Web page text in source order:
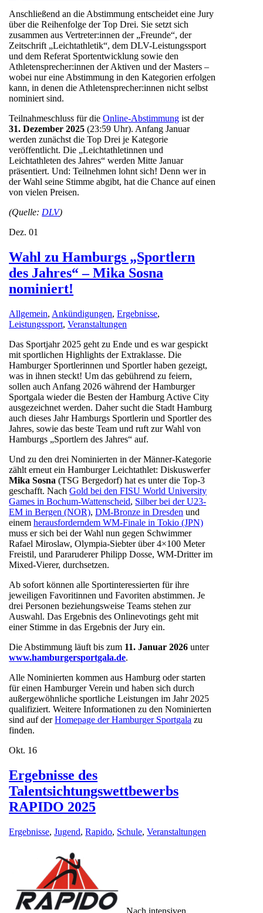
Anschließend an die Abstimmung entscheidet eine Jury
über die Reihenfolge der Top Drei. Sie setzt sich
zusammen aus Vertreter:innen der „Freunde“, der
Zeitschrift „Leichtathletik“, dem DLV-Leistungssport
und dem Referat Sportentwicklung sowie den
Athletensprecher:innen der Aktiven und der Masters –
wobei nur eine Abstimmung in den Kategorien erfolgen
kann, in denen die Athletensprecher:innen nicht selbst
nominiert sind.
Teilnahmeschluss für dieOnline-Abstimmung ist der
31. Dezember 2025 (23:59 Uhr). Anfang Januar
werden zunächst die Top Drei je Kategorie
veröffentlicht. Die „Leichtathletinnen und
Leichtathleten des Jahres“ werden Mitte Januar
präsentiert. Und: Teilnehmen lohnt sich! Denn wer in
der Wahl seine Stimme abgibt, hat die Chance auf einen
von vielen Preisen.
(Quelle:DLV)
Dez. 01
Wahl zu Hamburgs „Sportlern
des Jahres“ – Mika Sosna
nominiert!
Allgemein, Ankündigungen,Ergebnisse,
Leistungssport,Veranstaltungen
Das Sportjahr 2025 geht zu Ende und es war gespickt
mit sportlichen Highlights der Extraklasse. Die
Hamburger Sportlerinnen und Sportler haben gezeigt,
was in ihnen steckt! Um das gebührend zu feiern,
sollen auch Anfang 2026 während der Hamburger
Sportgala wieder die Besten der Hamburg Active City
ausgezeichnet werden. Daher sucht die Stadt Hamburg
auch dieses Jahr Hamburgs Sportlerin und Sportler des
Jahres, sowie das beste Team und ruft zur Wahl von
Hamburgs „Sportlern des Jahres“ auf.
Und zu den drei Nominierten in der Männer-Kategorie
zählt erneut ein Hamburger Leichtathlet: Diskuswerfer
Mika Sosna (TSG Bergedorf) hat es unter die Top-3
geschafft. NachGold bei den FISU World University
Games in Bochum-Wattenscheid, Silber bei der U23-
EM in Bergen (NOR),DM-Bronze in Dresden und
einemherausforderndem WM-Finale in Tokio (JPN)
muss er sich bei der Wahl nun gegen Schwimmer
Rafael Miroslaw, Olympia-Siebter über 4×100 Meter
Freistil, und Pararuderer Philipp Dosse, WM-Dritter im
Mixed-Vierer, durchsetzen.
Ab sofort können alle Sportinteressierten für ihre
jeweiligen Favoritinnen und Favoriten abstimmen. Je
drei Personen beziehungsweise Teams stehen zur
Auswahl. Das Ergebnis des Onlinevotings geht mit
einer Stimme in das Ergebnis der Jury ein.
Die Abstimmung läuft bis zum 11. Januar 2026 unter
www.hamburgersportgala.de.
Alle Nominierten kommen aus Hamburg oder starten
für einen Hamburger Verein und haben sich durch
außergewöhnliche sportliche Leistungen im Jahr 2025
qualifiziert. Weitere Informationen zu den Nominierten
sind auf derHomepage der Hamburger Sportgala zu
finden.
Okt. 16
Ergebnisse des
Talentsichtungswettbewerbs
RAPIDO 2025
Ergebnisse,Jugend,Rapido, Schule,Veranstaltungen
Nach intensiven